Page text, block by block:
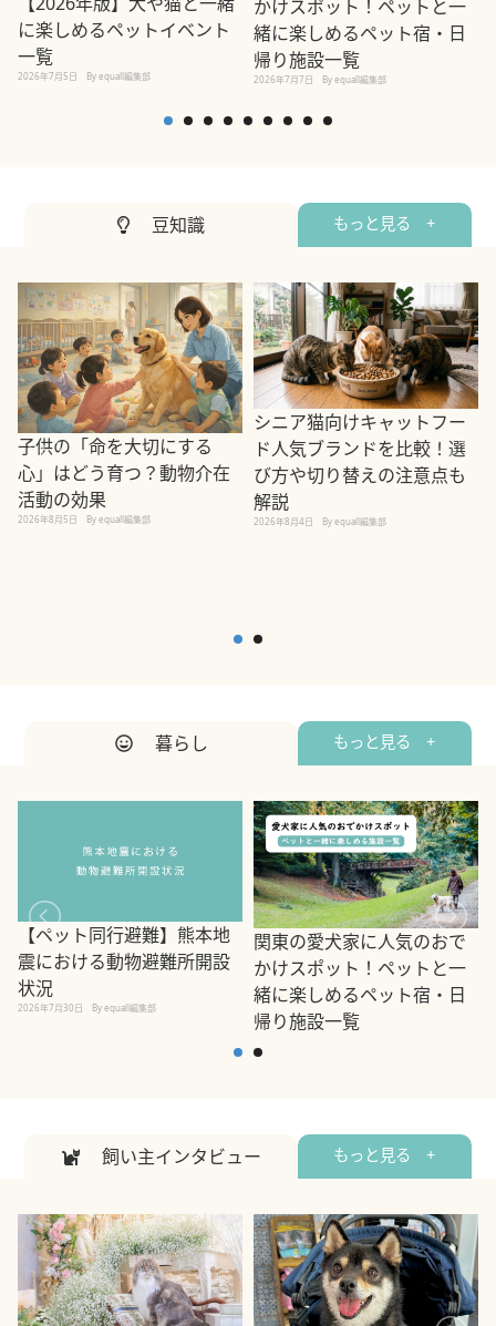
に楽しめるペットイベント
一覧
2026年7月5日 By equall編集部
かけスポット！ペットと一
緒に楽しめるペット宿・日
帰り施設一覧
2026年7月7日 By equall編集部
豆知識 もっと見る +
子供の「命を大切にする
心」はどう育つ？動物介在
活動の効果
2026年8月5日 By equall編集部
シニア猫向けキャットフー
ド人気ブランドを比較！選
び方や切り替えの注意点も
解説
2026年8月4日 By equall編集部
暮らし もっと見る +
【ペット同行避難】熊本地
震における動物避難所開設
状況
2026年7月30日 By equall編集部
関東の愛犬家に人気のおで
かけスポット！ペットと一
緒に楽しめるペット宿・日
帰り施設一覧
飼い主インタビュー もっと見る +